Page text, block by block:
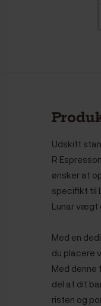
Udskift
R
ønsker at
specifikt til
Lunar vægt
Med en
du placere
Med
del af dit
risten og